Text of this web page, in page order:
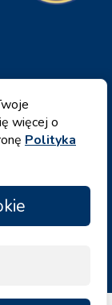
d.o.o.
więcej o
Polityka